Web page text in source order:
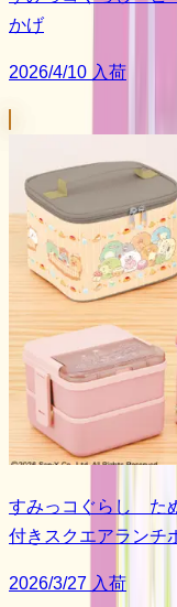
かげ
2026/4/10 入荷
すみっコぐらし た
付きスクエアランチ
2026/3/27 入荷